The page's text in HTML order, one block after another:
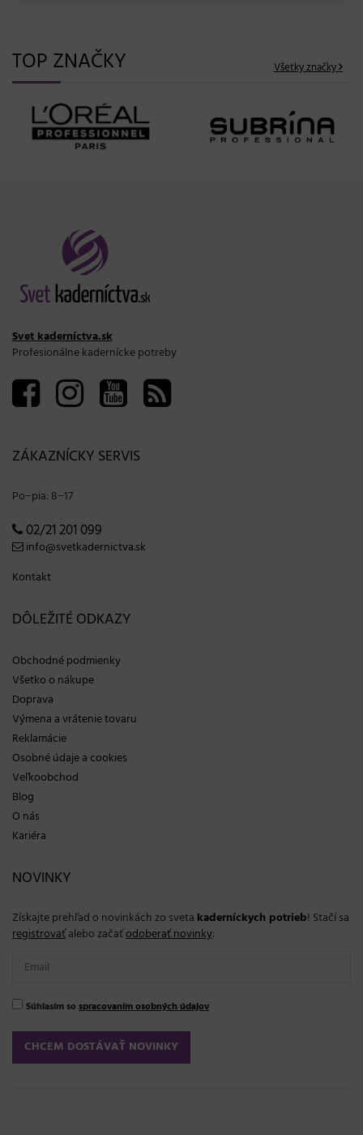
TOP ZNAČKY Všetky značky
Svet kaderníctva.sk
Profesionálne kadernícke potreby
ZÁKAZNÍCKY SERVIS
Po−pia: 8−17
02/21 201 099
info@svetkadernictva.sk
Kontakt
DÔLEŽITÉ ODKAZY
Obchodné podmienky
Všetko o nákupe
Doprava
Výmena a vrátenie tovaru
Reklamácie
Osobné údaje a cookies
Veľkoobchod
Blog
O nás
Kariéra
NOVINKY
Získajte prehľad o novinkách zo sveta kaderníckych potrieb! Stačí sa
registrovaťalebo začaťodoberať novinky:
Súhlasím so spracovaním osobných údajov